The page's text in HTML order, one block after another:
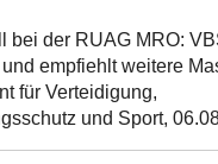
bei der RUAG MRO:
empfiehlt weitere
für Verteidigung,
und Sport,